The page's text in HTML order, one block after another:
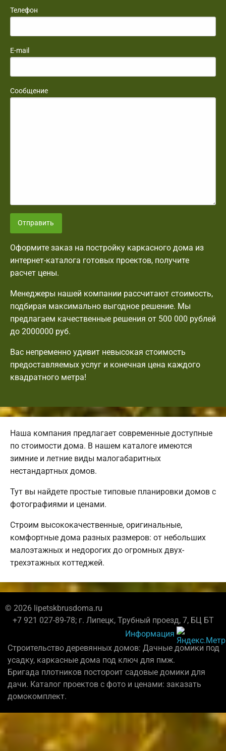
Телефон
E-mail
Сообщение
Отправить
Оформите заказ на постройку каркасного дома из
интернет-каталога готовых проектов, получите
расчет цены.
Менеджеры нашей компании рассчитают стоимость,
подбирая максимально выгодное решение. Мы
предлагаем качественные решения от 500 000 рублей
до 2000000 руб.
Вас непременно удивит невысокая стоимость
предоставляемых услуг и конечная цена каждого
квадратного метра!
Наша компания предлагает современные доступные
по стоимости дома. В нашем каталоге имеются
зимние и летние виды малогабаритных
нестандартных домов.
Тут вы найдете простые типовые планировки домов с
фотографиями и ценами.
Строим высококачественные, оригинальные,
комфортные дома разных размеров: от небольших
малоэтажных и недорогих до огромных двух-
трехэтажных коттеджей.
© 2026 lipetskbrusdoma.ru
+7 921 027-89-78; г. Липецк, Трубный проезд, 7, БЦ БТ
Информация
Строительство деревянных домов: Дачные домики под
усадку, каркасные дома под ключ для пмж.
Бригада плотников постороит садовые домики для
дачи. Каталог проектов с фото и ценами: заказать
домокомплект.